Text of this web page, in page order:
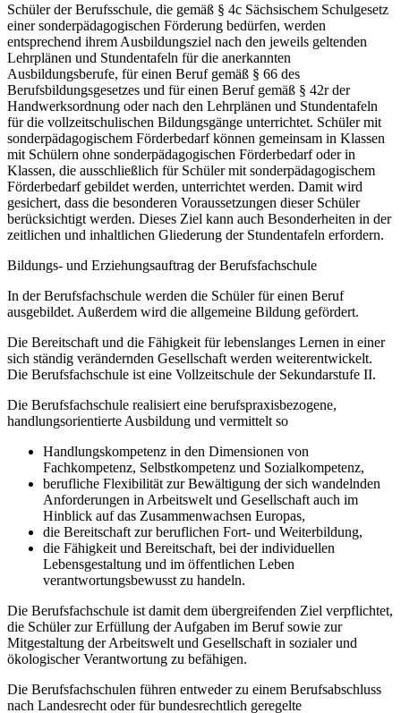
Schüler der Berufsschule, die gemäß § 4c Sächsischem Schulgesetz
einer sonderpädagogischen Förderung bedürfen, werden
entsprechend ihrem Ausbildungsziel nach den jeweils geltenden
Lehrplänen und Stundentafeln für die anerkannten
Ausbildungsberufe, für einen Beruf gemäß § 66 des
Berufsbildungsgesetzes und für einen Beruf gemäß § 42r der
Handwerksordnung oder nach den Lehrplänen und Stundentafeln
für die vollzeitschulischen Bildungsgänge unterrichtet. Schüler mit
sonderpädagogischem Förderbedarf können gemeinsam in Klassen
mit Schülern ohne sonderpädagogischen Förderbedarf oder in
Klassen, die ausschließlich für Schüler mit sonderpädagogischem
Förderbedarf gebildet werden, unterrichtet werden. Damit wird
gesichert, dass die besonderen Voraussetzungen dieser Schüler
berücksichtigt werden. Dieses Ziel kann auch Besonderheiten in der
zeitlichen und inhaltlichen Gliederung der Stundentafeln erfordern.
Bildungs- und Erziehungsauftrag der Berufsfachschule
In der Berufsfachschule werden die Schüler für einen Beruf
ausgebildet. Außerdem wird die allgemeine Bildung gefördert.
Die Bereitschaft und die Fähigkeit für lebenslanges Lernen in einer
sich ständig verändernden Gesellschaft werden weiterentwickelt.
Die Berufsfachschule ist eine Vollzeitschule der Sekundarstufe II.
Die Berufsfachschule realisiert eine berufspraxisbezogene,
handlungsorientierte Ausbildung und vermittelt so
Handlungskompetenz in den Dimensionen von
Fachkompetenz, Selbstkompetenz und Sozialkompetenz,
berufliche Flexibilität zur Bewältigung der sich wandelnden
Anforderungen in Arbeitswelt und Gesellschaft auch im
Hinblick auf das Zusammenwachsen Europas,
die Bereitschaft zur beruflichen Fort- und Weiterbildung,
die Fähigkeit und Bereitschaft, bei der individuellen
Lebensgestaltung und im öffentlichen Leben
verantwortungsbewusst zu handeln.
Die Berufsfachschule ist damit dem übergreifenden Ziel verpflichtet,
die Schüler zur Erfüllung der Aufgaben im Beruf sowie zur
Mitgestaltung der Arbeitswelt und Gesellschaft in sozialer und
ökologischer Verantwortung zu befähigen.
Die Berufsfachschulen führen entweder zu einem Berufsabschluss
nach Landesrecht oder für bundesrechtlich geregelte